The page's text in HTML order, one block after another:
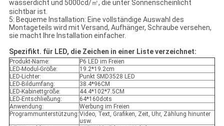
wasserdicht und 5000cd/㎡, die unter Sonnenscheinlicht
sichtbar ist.
5: Bequeme Installation: Eine vollständige Auswahl des
Montageteils wird mit Versand, Aufhänger, Schraube versehen,
sie macht Ihre Installation einfacher.
Spezifikt. für LED, die Zeichen in einer Liste verzeichnet:
Produkt-Name:
P6 LED im Freien
LED-Modul-Größe:
19.2*19.2cm
LED-Lichter:
Punkt SMD3528 LED
LED-Bildumfang:
38.4*96CM
LED-Kabinettgröße:
44.4*102*7.5CM
LED-Entschließung:
64*160dots
Anwendung:
Werbung im Freien
Programmunterstützung:Video, Text, Grafiken, Zeit, Uhr, Zählung hinunter
usw.